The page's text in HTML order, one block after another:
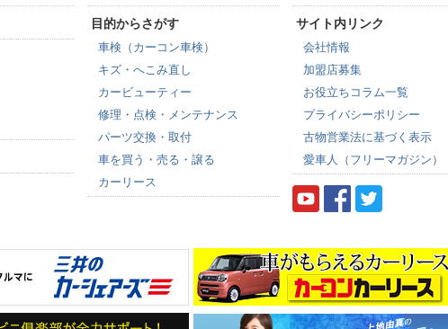
目的からさがす
車検（カーコン車検）
キズ・へこみ直し
カービューティー
修理・点検・メンテナンス
パーツ交換・取付
車を買う・売る・譲る
カーリース
サイト内リンク
会社情報
加盟店募集
お役立ちコラム一覧
プライバシーポリシー
古物営業法に基づく表示
愛車人（フリーマガジン）